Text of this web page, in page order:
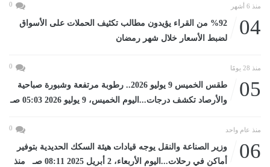
منذ 6 أشهر 0
04
%92 من القراء يؤيدون مطالب تكثيف الحملات على الأسواق
لضبط الأسعار خلال شهر رمضان
منذ 28 يومًا 0
05
طقس الخميس 9 يوليو 2026.. رطوبة مرتفعة وشبورة صباحية
والأرصاد تكشف درجات...اليوم الخميس، 9 يوليو 2026 05:03 صـ
منذ عام واحد 0
06
وزير الصناعة والنقل يوجه قيادات هيئة السكك الحديدية بتوفير
أماكن في رحلات...اليوم الأربعاء، 2 أبريل 2025 08:11 صـ منذ